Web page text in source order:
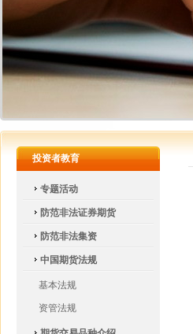
投资者教育
专题活动
防范非法证券期货
防范非法集资
中国期货法规
基本法规
资管法规